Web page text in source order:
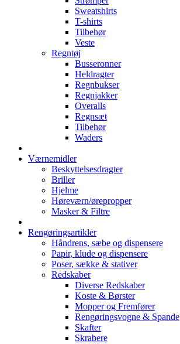
Sweatshirts
T-shirts
Tilbehør
Veste
Regntøj
Busseronner
Heldragter
Regnbukser
Regnjakker
Overalls
Regnsæt
Tilbehør
Waders
Værnemidler
Beskyttelsesdragter
Briller
Hjelme
Høreværn/ørepropper
Masker & Filtre
Rengøringsartikler
Håndrens, sæbe og dispensere
Papir, klude og dispensere
Poser, sække & stativer
Redskaber
Diverse Redskaber
Koste & Børster
Mopper og Fremfører
Rengøringsvogne & Spande
Skafter
Skrabere